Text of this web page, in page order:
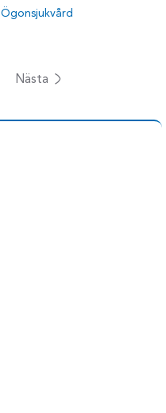
Ögonsjukvård
Nästa